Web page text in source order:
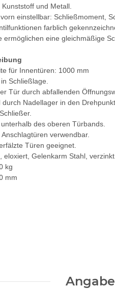
und Metall.
einstellbar: Schließmoment,
farblich
ermöglichen eine gleichmäßige
für Innentüren: 1000 mm
Schließlage.
Tür durch abfallenden
Nadellager in den
des oberen Türbands.
verwendbar.
Türen geeignet.
eloxiert, Gelenkarm Stahl, verzinkt.
kg
mm